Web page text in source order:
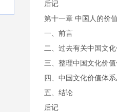
后记
第十一章 中国人的价
一、前言
二、过去有关中国文
三、整理中国文化价
四、中国文化价值体
五、结论
后记